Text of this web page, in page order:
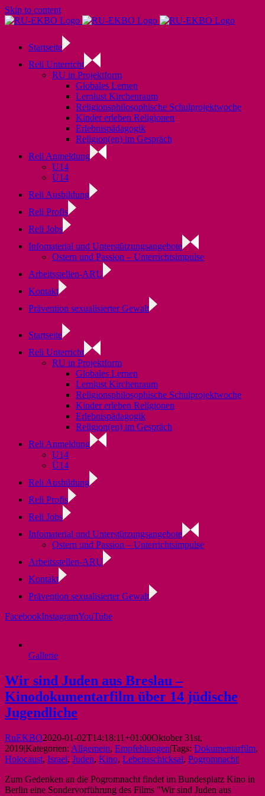
Skip to content
Startseite
Reli Unterricht
RU in Projektform
Globales Lernen
Lernlust Kirchenraum
Religionsphilosophische Schulprojektwoche
Kinder erleben Religionen
Erlebnispädagogik
Religion(en) im Gespräch
Reli Anmeldung
U14
Ü14
Reli Ausbildung
Reli Profis
Reli Jobs
Infomaterial und Unterstützungsangebote
Ostern und Passion – Unterrichtsimpulse
Arbeitsstellen-ARU
Kontakt
Prävention sexualisierter Gewalt
Startseite
Reli Unterricht
RU in Projektform
Globales Lernen
Lernlust Kirchenraum
Religionsphilosophische Schulprojektwoche
Kinder erleben Religionen
Erlebnispädagogik
Religion(en) im Gespräch
Reli Anmeldung
U14
Ü14
Reli Ausbildung
Reli Profis
Reli Jobs
Infomaterial und Unterstützungsangebote
Ostern und Passion – Unterrichtsimpulse
Arbeitsstellen-ARU
Kontakt
Prävention sexualisierter Gewalt
FacebookInstagramYouTube
Gallerie
Wir sind Juden aus Breslau –
Kinodokumentarfilm über 14 jüdische
Jugendliche
RuEKBO2020-01-02T14:18:11+01:00Oktober 31st,
2019|Kategorien: Allgemein, Empfehlungen|Tags: Dokumentarfilm,
Holocaust, Israel, Juden, Kino, Lebensschicksal, Pogromnacht|
Zum Gedenken an die Pogromnacht findet im Bundesplatz Kino in
Berlin eine Sondervorführung des Films "Wir sind Juden aus